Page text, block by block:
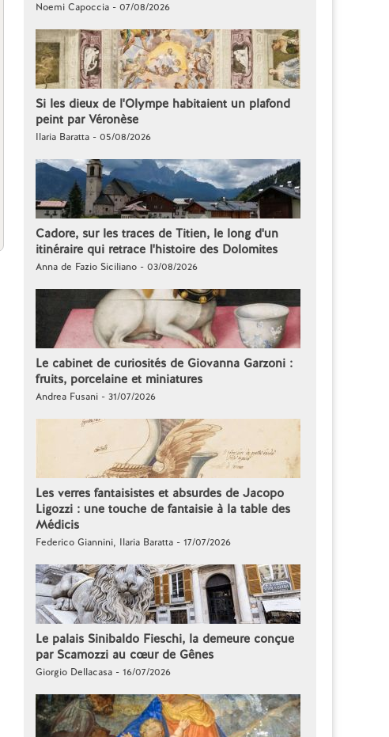
Noemi Capoccia - 07/08/2026
Si les dieux de l'Olympe habitaient un plafond
peint par Véronèse
Ilaria Baratta - 05/08/2026
Cadore, sur les traces de Titien, le long d'un
itinéraire qui retrace l'histoire des Dolomites
Anna de Fazio Siciliano - 03/08/2026
Le cabinet de curiosités de Giovanna Garzoni :
fruits, porcelaine et miniatures
Andrea Fusani - 31/07/2026
Les verres fantaisistes et absurdes de Jacopo
Ligozzi : une touche de fantaisie à la table des
Médicis
Federico Giannini, Ilaria Baratta - 17/07/2026
Le palais Sinibaldo Fieschi, la demeure conçue
par Scamozzi au cœur de Gênes
Giorgio Dellacasa - 16/07/2026